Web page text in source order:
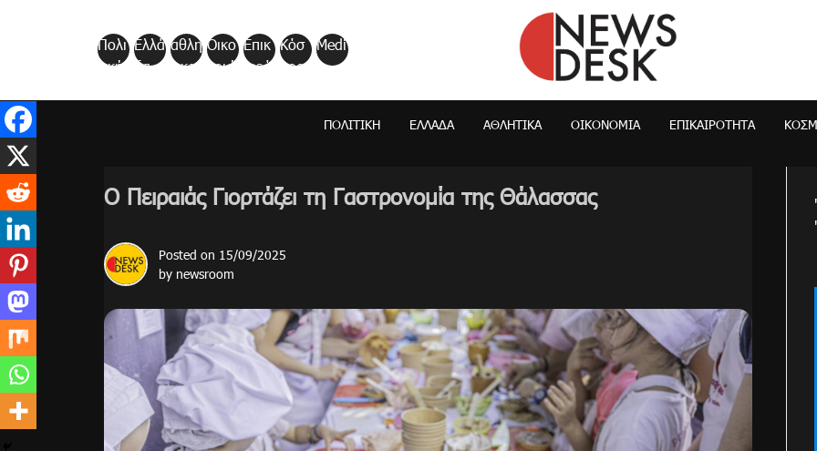
Πολι
τική
Ελλά
δα
αθλη
τικα
Οικο
νομί
Επικ
αιρό
Κόσ
μος
Medi
a
NewsDesk
ΠΟΛΙΤΙΚΉ ΕΛΛΆΔΑ ΑΘΛΗΤΙΚΑ ΟΙΚΟΝΟΜΊΑ ΕΠΙΚΑΙΡΌΤΗΤΑ
Ο Πειραιάς Γιορτάζει τη Γαστρονομία της Θάλασσας
Posted on 15/09/2025
by newsroom